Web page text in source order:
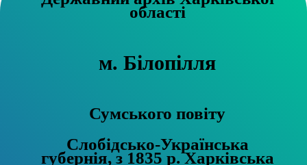
області
м. Білопілля
Сумського повіту
Слобідсько-Українська
губернія, з 1835 р. Харківська